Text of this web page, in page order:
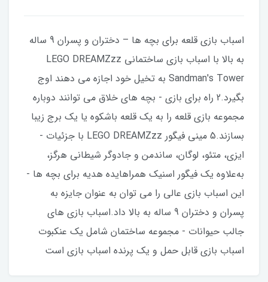
اسباب بازی قلعه برای بچه ها – دختران و پسران 9 ساله
به بالا با اسباب بازی ساختمانی LEGO DREAMZzz
Sandman's Tower به تخیل خود اجازه می دهند اوج
بگیرد.2 راه برای بازی - بچه های خلاق می توانند دوباره
مجموعه بازی قلعه را به یک قلعه باشکوه یا یک برج زیبا
بسازند.5 مینی فیگور LEGO DREAMZzz با جزئیات -
ایزی، متئو، لوگان، ساندمن و جادوگر شیطانی هرگز،
به‌علاوه یک فیگور اسنیک همراهایده هدیه برای بچه ها -
این اسباب بازی عالی را می توان به عنوان جایزه به
پسران و دختران 9 ساله به بالا داد.اسباب بازی های
جالب حیوانات - مجموعه ساختمان شامل یک عنکبوت
اسباب بازی قابل حمل و یک پرنده اسباب بازی است